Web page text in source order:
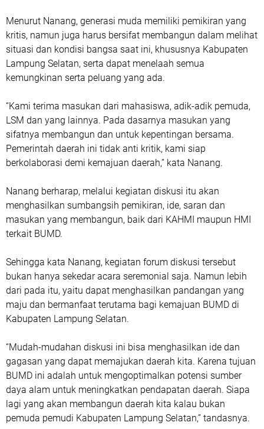
Menurut Nanang, generasi muda memiliki pemikiran yang
kritis, namun juga harus bersifat membangun dalam melihat
situasi dan kondisi bangsa saat ini, khususnya Kabupaten
Lampung Selatan, serta dapat menelaah semua
kemungkinan serta peluang yang ada.
“Kami terima masukan dari mahasiswa, adik-adik pemuda,
LSM dan yang lainnya. Pada dasarnya masukan yang
sifatnya membangun dan untuk kepentingan bersama.
Pemerintah daerah ini tidak anti kritik, kami siap
berkolaborasi demi kemajuan daerah,” kata Nanang.
Nanang berharap, melalui kegiatan diskusi itu akan
menghasilkan sumbangsih pemikiran, ide, saran dan
masukan yang membangun, baik dari KAHMI maupun HMI
terkait BUMD.
Sehingga kata Nanang, kegiatan forum diskusi tersebut
bukan hanya sekedar acara seremonial saja. Namun lebih
dari pada itu, yaitu dapat menghasilkan pandangan yang
maju dan bermanfaat terutama bagi kemajuan BUMD di
Kabupaten Lampung Selatan.
“Mudah-mudahan diskusi ini bisa menghasilkan ide dan
gagasan yang dapat memajukan daerah kita. Karena tujuan
BUMD ini adalah untuk mengoptimalkan potensi sumber
daya alam untuk meningkatkan pendapatan daerah. Siapa
lagi yang akan membangun daerah kita kalau bukan
pemuda pemudi Kabupaten Lampung Selatan,” tandasnya.